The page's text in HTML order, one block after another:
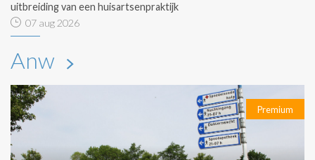
uitbreiding van een huisartsenpraktijk
07 aug 2026
Anw
Premium